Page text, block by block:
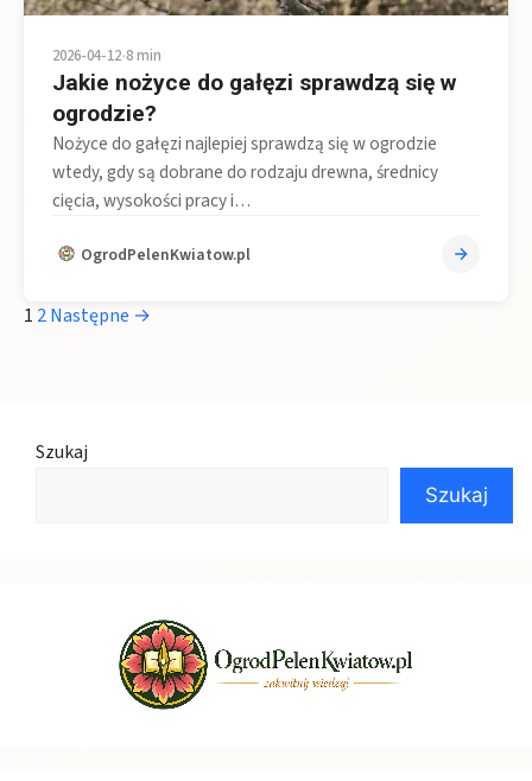
2026-04-12•8 min
Jakie nożyce do gałęzi sprawdzą się w
ogrodzie?
Nożyce do gałęzi najlepiej sprawdzą się w ogrodzie
wtedy, gdy są dobrane do rodzaju drewna, średnicy
cięcia, wysokości pracy i…
OgrodPelenKwiatow.pl
1 2Następne →
Szukaj
Szukaj